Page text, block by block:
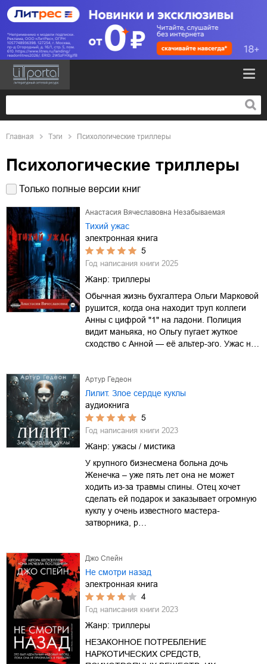
Главная Тэги Психологические триллеры
Психологические триллеры
Только полные версии книг
Анастасия Вячеславовна Незабываемая
Тихий ужас
электронная книга
5
Год написания книги 2025
Жанр: триллеры
Обычная жизнь бухгалтера Ольги Марковой
рушится, когда она находит труп коллеги
Анны с цифрой "1" на ладони. Полиция
видит маньяка, но Ольгу пугает жуткое
сходство с Анной — её альтер-эго. Ужас н…
Артур Гедеон
Лилит. Злое сердце куклы
аудиокнига
5
Год написания книги 2023
Жанр: ужасы / мистика
У крупного бизнесмена больна дочь
Женечка – уже пять лет она не может
ходить из-за травмы спины. Отец хочет
сделать ей подарок и заказывает огромную
куклу у очень известного мастера-
затворника, р…
Джо Спейн
Не смотри назад
электронная книга
4
Год написания книги 2023
Жанр: триллеры
НЕЗАКОННОЕ ПОТРЕБЛЕНИЕ
НАРКОТИЧЕСКИХ СРЕДСТВ,